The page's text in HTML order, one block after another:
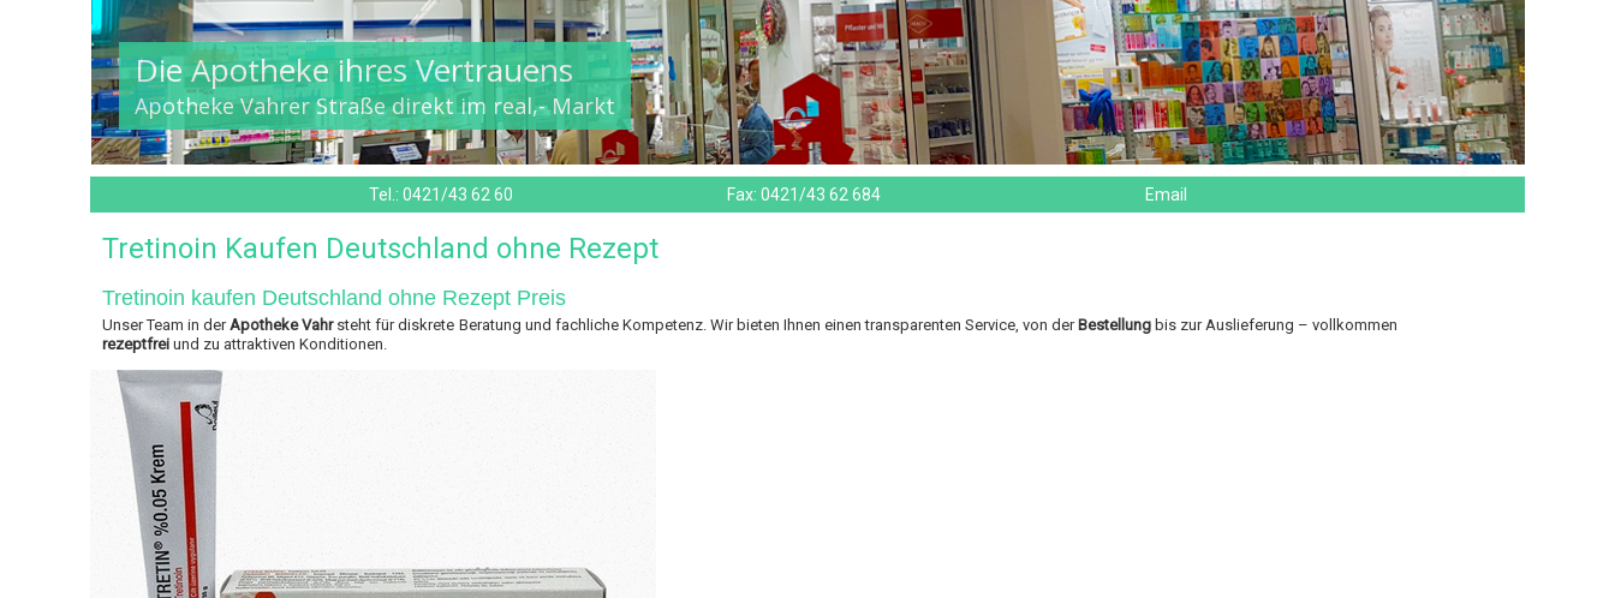
Die Apotheke ihres Vertrauens
Apotheke Vahrer Straße direkt im real,- Markt
Tel.:0421/43 62 60 Fax: 0421/43 62 684 Email
Tretinoin Kaufen Deutschland ohne Rezept
Tretinoin kaufen Deutschland ohne Rezept Preis
Unser Team in derApotheke Vahrsteht für diskrete Beratung und fachliche Kompetenz. Wir bieten Ihnen einen transparenten Service, von der Bestellung bis zur Auslieferung – vollkommen
rezeptfrei und zu attraktiven Konditionen.